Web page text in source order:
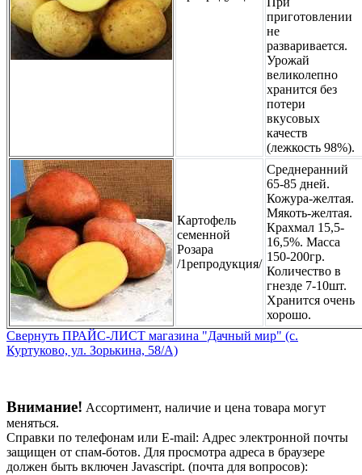
приготовлении
не
разваривается.
Урожай
великолепно
хранится без
потери
вкусовых
качеств
(лежкость 98%).
Картофель
семенной
Розара
/1репродукция/
Среднеранний
65-85 дней.
Кожура-желтая.
Мякоть-желтая.
Крахмал 15,5-
16,5%. Масса
150-200гр.
Количество в
гнезде 7-10шт.
Хранится очень
хорошо.
Свернуть ПРАЙС-ЛИСТ магазина "Дачный мир" (с.
Куртуково, ул. Зорькина, 58/А)
Внимание! Ассортимент, наличие и цена товара могут
меняться.
Справки по телефонам или E-mail: Адрес электронной почты
защищен от спам-ботов. Для просмотра адреса в браузере
должен быть включен Javascript. (почта для вопросов):